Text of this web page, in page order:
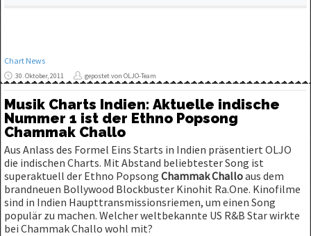
Chart News
30. Oktober, 2011 gepostet von OLJO-Team
Musik Charts Indien: Aktuelle indische
Nummer 1 ist der Ethno Popsong
Chammak Challo
Aus Anlass des Formel Eins Starts in Indien präsentiert OLJO
die indischen Charts. Mit Abstand beliebtester Song ist
superaktuell der Ethno PopsongChammak Challoaus dem
brandneuen Bollywood Blockbuster Kinohit Ra.One. Kinofilme
sind in Indien Haupttransmissionsriemen, um einen Song
populär zu machen. Welcher weltbekannte US R&B Star wirkte
bei Chammak Challo wohl mit?